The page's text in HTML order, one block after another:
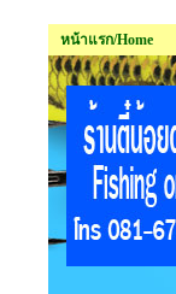
หน้าแรก/Home